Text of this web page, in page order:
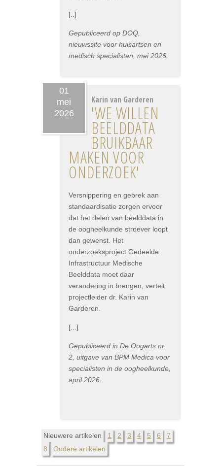
[..]
Gepubliceerd op DOQ,
nieuwssite voor huisartsen en
medisch specialisten, mei 2026.
01
mei
2026
Karin van Garderen
'WE WILLEN
BEELDDATA
BRUIKBAAR
MAKEN VOOR
ONDERZOEK'
Versnippering en gebrek aan
standaardisatie zorgen ervoor
dat het delen van beelddata in
de oogheelkunde stroever loopt
dan gewenst. Het
onderzoeksproject Gedeelde
Infrastructuur Medische
Beelddata moet daar
verandering in brengen, vertelt
projectleider dr. Karin van
Garderen.
[...]
Gepubliceerd in De Oogarts nr.
2, uitgave van BPM Medica voor
specialisten in de oogheelkunde,
april 2026.
Nieuwere artikelen 1 2 3 4 5 6
7
8
Oudere artikelen